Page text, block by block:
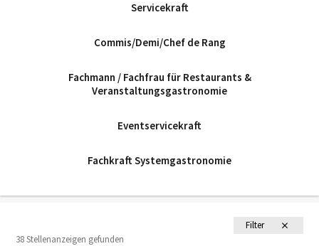
Filter
38 Stellenanzeigen gefunden
Servicekraft
Commis/Demi/Chef de Rang
Fachmann / Fachfrau für Restaurants &
Veranstaltungsgastronomie
Eventservicekraft
Fachkraft Systemgastronomie